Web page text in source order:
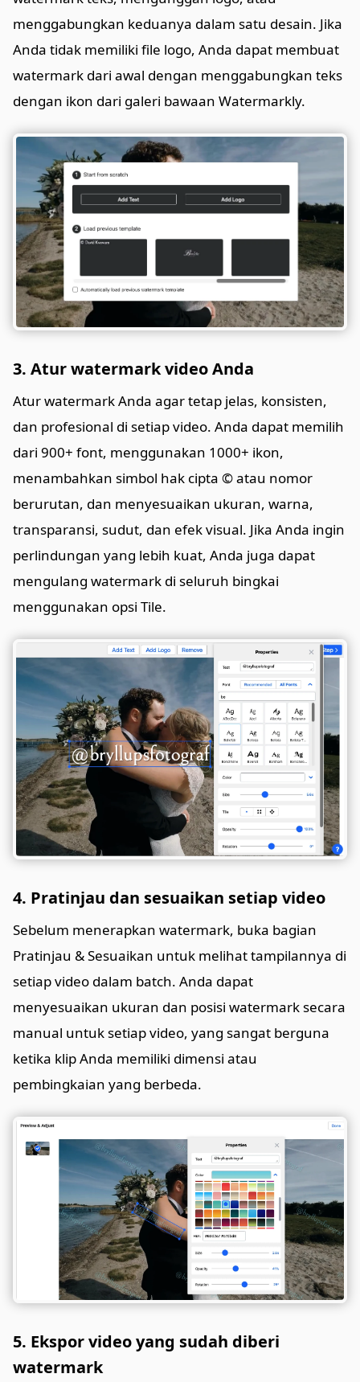
menggabungkan keduanya dalam satu desain. Jika
Anda tidak memiliki file logo, Anda dapat membuat
watermark dari awal dengan menggabungkan teks
dengan ikon dari galeri bawaan Watermarkly.
3. Atur watermark video Anda
Atur watermark Anda agar tetap jelas, konsisten,
dan profesional di setiap video. Anda dapat memilih
dari 900+ font, menggunakan 1000+ ikon,
menambahkan simbol hak cipta © atau nomor
berurutan, dan menyesuaikan ukuran, warna,
transparansi, sudut, dan efek visual. Jika Anda ingin
perlindungan yang lebih kuat, Anda juga dapat
mengulang watermark di seluruh bingkai
menggunakan opsi Tile.
4. Pratinjau dan sesuaikan setiap video
Sebelum menerapkan watermark, buka bagian
Pratinjau & Sesuaikan untuk melihat tampilannya di
setiap video dalam batch. Anda dapat
menyesuaikan ukuran dan posisi watermark secara
manual untuk setiap video, yang sangat berguna
ketika klip Anda memiliki dimensi atau
pembingkaian yang berbeda.
5. Ekspor video yang sudah diberi
watermark